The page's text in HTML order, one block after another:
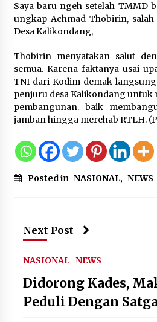
Sarana PAUD
Dorong Angka
7 Agustus 2026
KKM
Kelompok 83
Sebagai
Pemasaran
6 Agustus 2026
6 Agustus 2026
Kemenkum
Perlindungan
Saya baru ngeh setelah TMMD
ungkap Achmad Thobirin,
Desa Kalikondang,
Thobirin menyatakan salut
semua. Karena faktanya usai
TNI dari Kodim demak
penjuru desa Kalikondang untuk
pembangunan. baik
jamban hingga merehab RTLH.
Posted in NASIONAL, NEWS
Next Post
NASIONAL NEWS
Didorong Kades,
Peduli Dengan